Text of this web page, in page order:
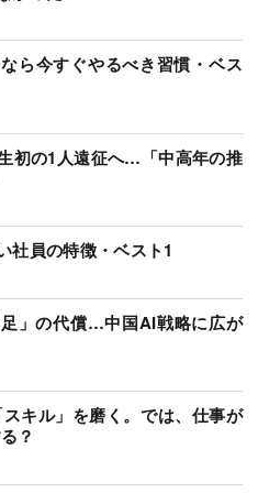
ら今すぐやるべき習慣・ベス
初の1人遠征へ…「中高年の推
社員の特徴・ベスト1
」の代償…中国AI戦略に広が
キル」を磨く。では、仕事が
？